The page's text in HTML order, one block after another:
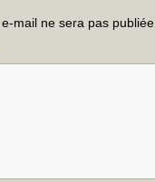
mail ne sera pas publiée.